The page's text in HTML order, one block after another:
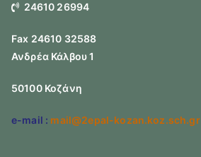
24610 26994
Fax 24610 32588
Ανδρέα Κάλβου 1
50100 Κοζάνη
e-mail : mail@2epal-kozan.koz.sch.gr